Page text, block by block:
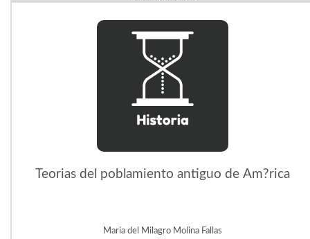
Teorias del poblamiento antiguo de Am?rica
Maria del Milagro Molina Fallas